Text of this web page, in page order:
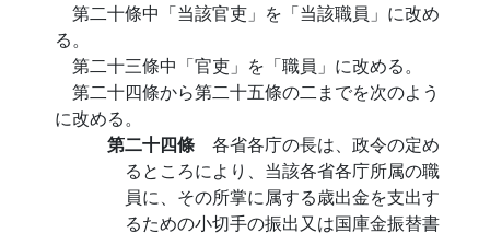
第二十條中「当該官吏」を「当該職員」に改め
る。
第二十三條中「官吏」を「職員」に改める。
第二十四條から第二十五條の二までを次のよう
に改める。
第二十四條 各省各庁の長は、政令の定め
るところにより、当該各省各庁所属の職
員に、その所掌に属する歳出金を支出す
るための小切手の振出又は国庫金振替書